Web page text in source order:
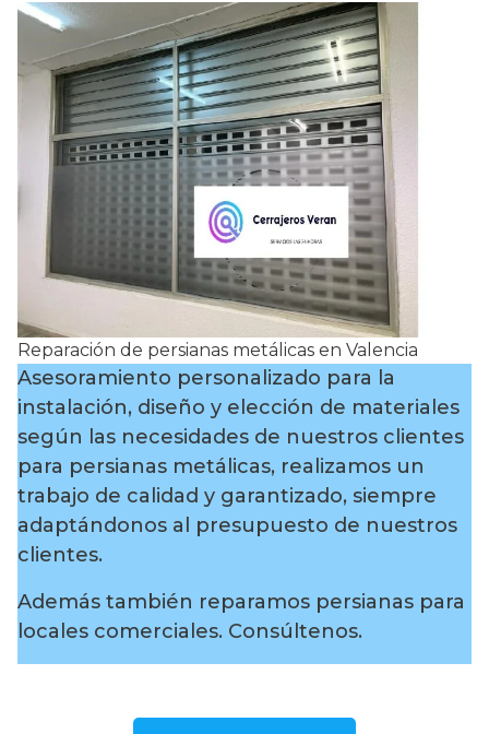
Reparación de persianas metálicas en Valencia
Asesoramiento personalizado para la
instalación, diseño y elección de materiales
según las necesidades de nuestros clientes
para persianas metálicas, realizamos un
trabajo de calidad y garantizado, siempre
adaptándonos al presupuesto de nuestros
clientes.
Además también reparamos persianas para
locales comerciales. Consúltenos.